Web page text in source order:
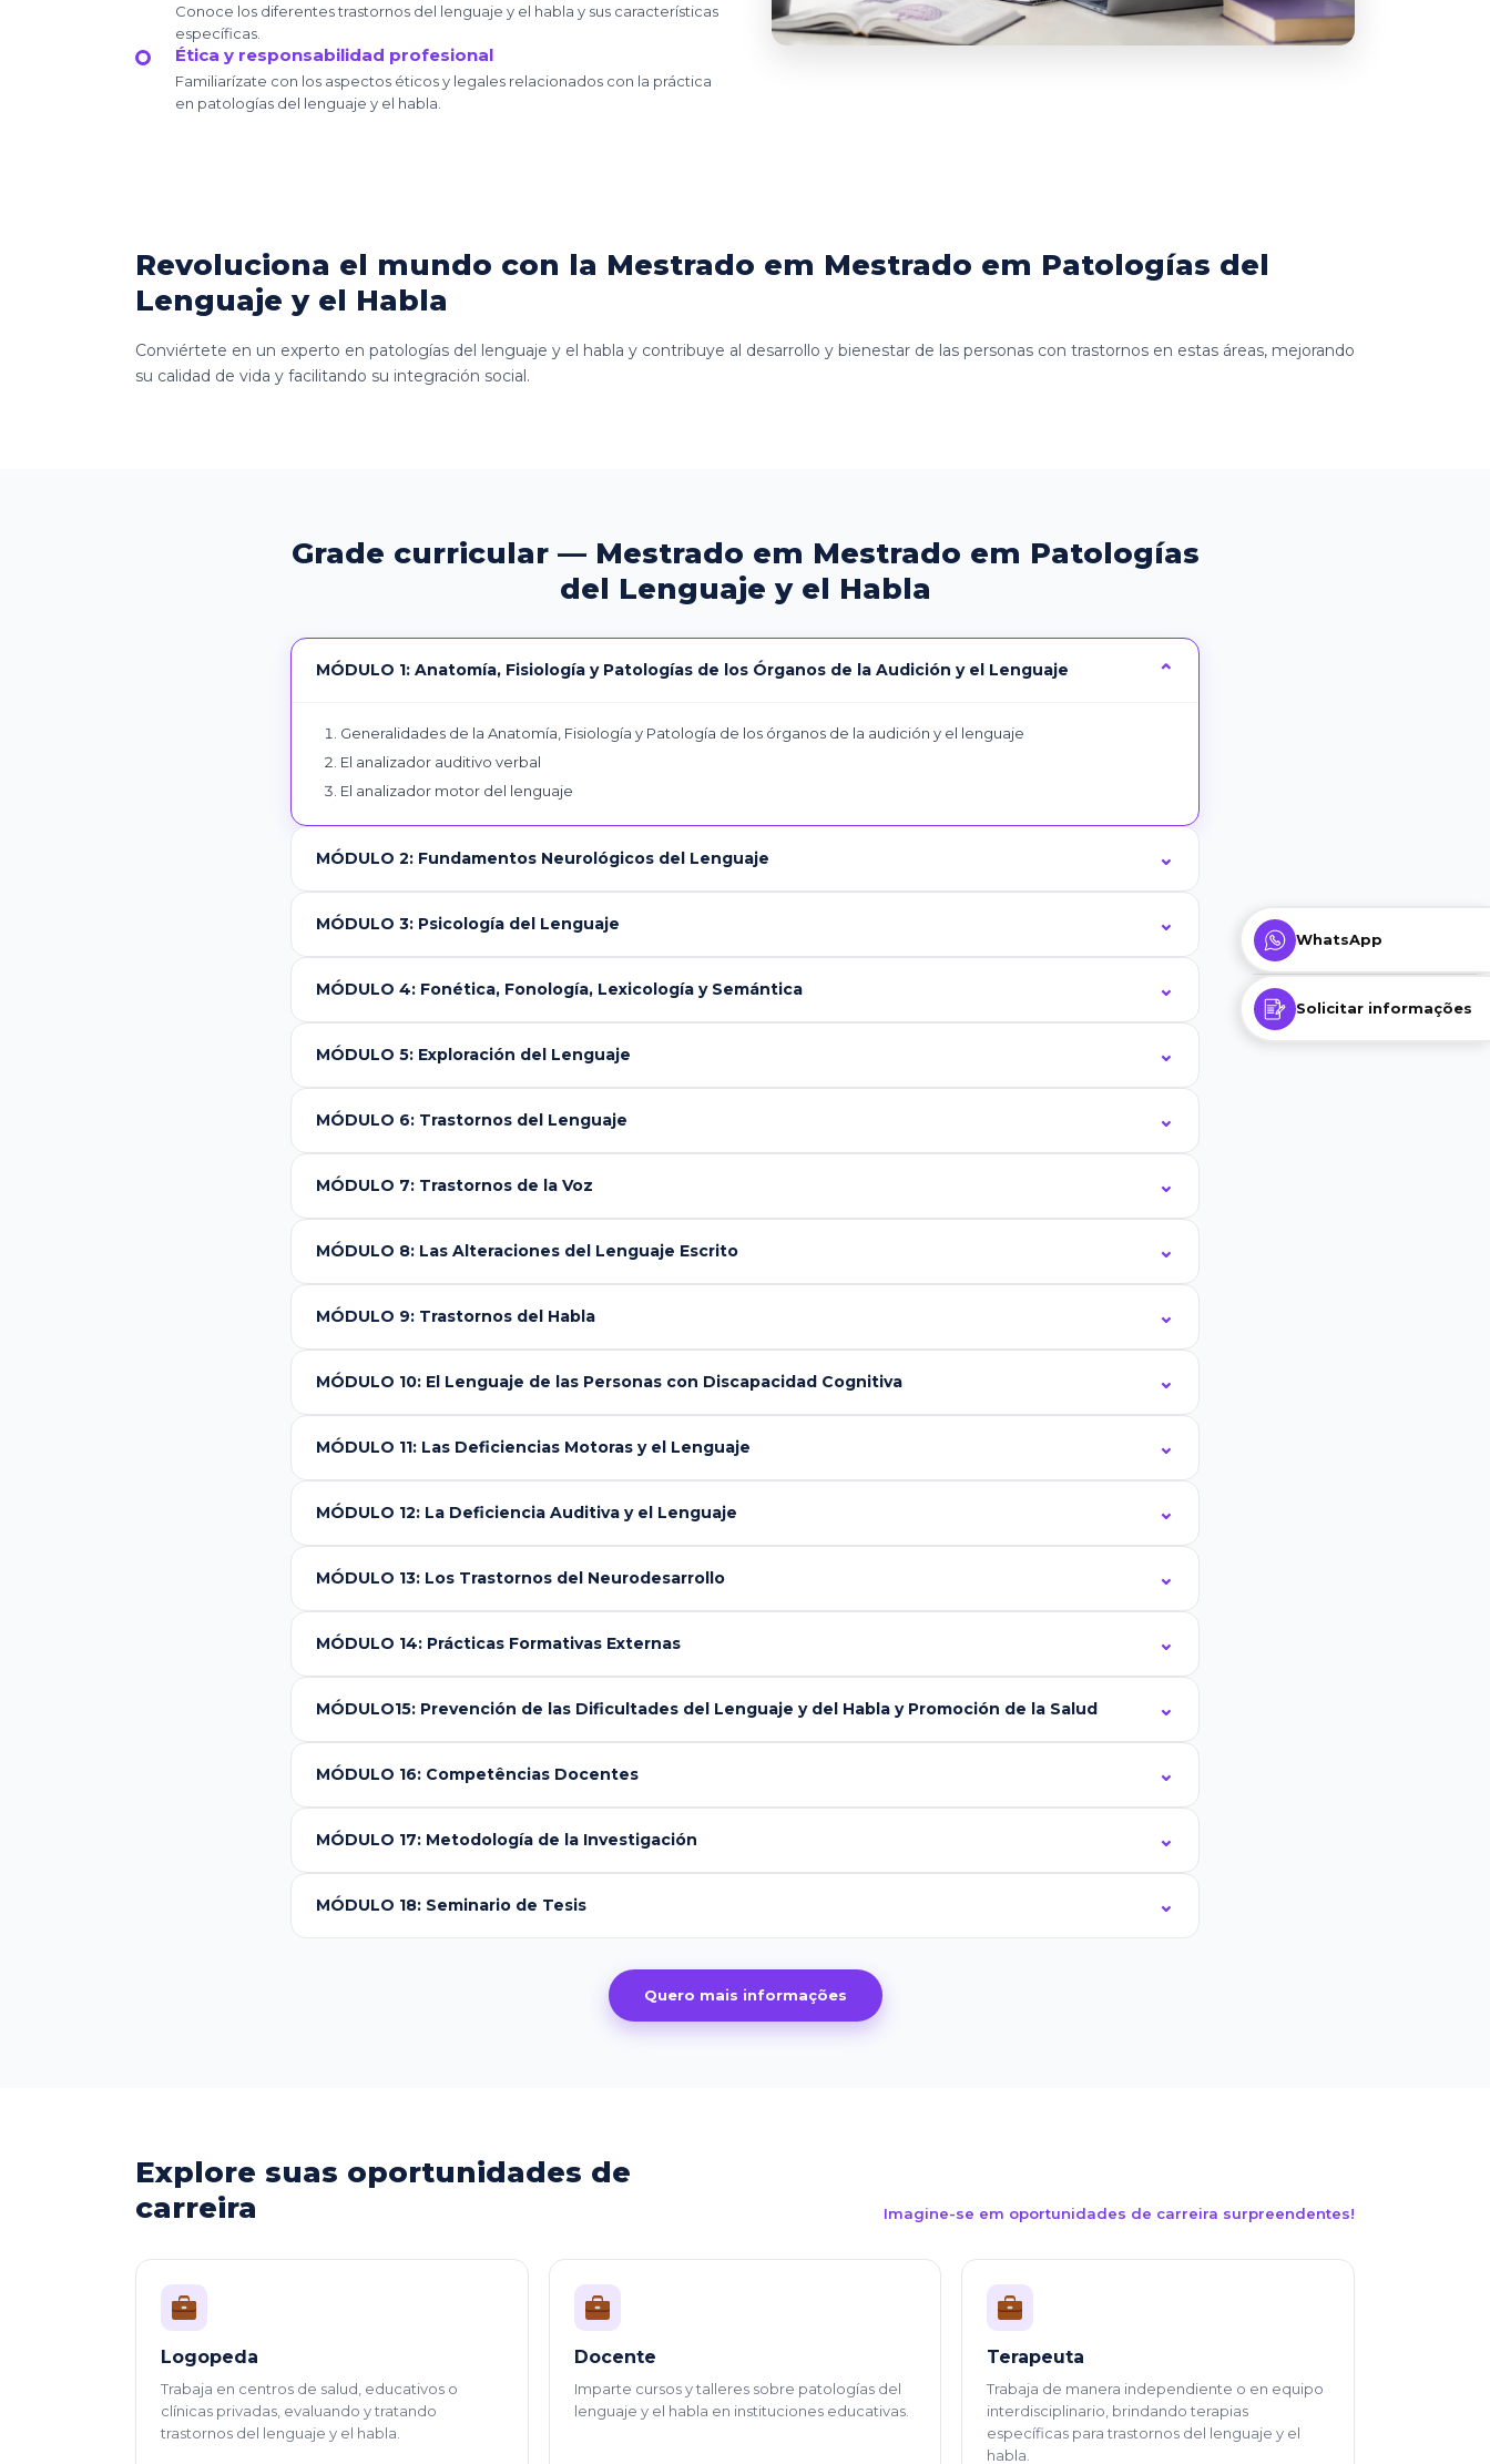
Conoce los diferentes trastornos del lenguaje y el habla y sus características
específicas.
Ética y responsabilidad profesional
Familiarízate con los aspectos éticos y legales relacionados con la práctica
en patologías del lenguaje y el habla.
Revoluciona el mundo con la Mestrado em Mestrado em Patologías del
Lenguaje y el Habla
Conviértete en un experto en patologías del lenguaje y el habla y contribuye al desarrollo y bienestar de las personas con trastornos en estas áreas, mejorando
su calidad de vida y facilitando su integración social.
Grade curricular — Mestrado em Mestrado em Patologías
del Lenguaje y el Habla
MÓDULO 1: Anatomía, Fisiología y Patologías de los Órganos de la Audición y el Lenguaje
Generalidades de la Anatomía, Fisiología y Patología de los órganos de la audición y el lenguaje
El analizador auditivo verbal
El analizador motor del lenguaje
MÓDULO 2: Fundamentos Neurológicos del Lenguaje
MÓDULO 3: Psicología del Lenguaje
MÓDULO 4: Fonética, Fonología, Lexicología y Semántica
MÓDULO 5: Exploración del Lenguaje
MÓDULO 6: Trastornos del Lenguaje
MÓDULO 7: Trastornos de la Voz
MÓDULO 8: Las Alteraciones del Lenguaje Escrito
MÓDULO 9: Trastornos del Habla
MÓDULO 10: El Lenguaje de las Personas con Discapacidad Cognitiva
MÓDULO 11: Las Deficiencias Motoras y el Lenguaje
MÓDULO 12: La Deficiencia Auditiva y el Lenguaje
MÓDULO 13: Los Trastornos del Neurodesarrollo
MÓDULO 14: Prácticas Formativas Externas
MÓDULO15: Prevención de las Dificultades del Lenguaje y del Habla y Promoción de la Salud
MÓDULO 16: Competências Docentes
MÓDULO 17: Metodología de la Investigación
MÓDULO 18: Seminario de Tesis
Quero mais informações
Explore suas oportunidades de
carreira
Imagine-se em oportunidades de carreira surpreendentes!
Logopeda
Trabaja en centros de salud, educativos o
clínicas privadas, evaluando y tratando
trastornos del lenguaje y el habla.
Docente
Imparte cursos y talleres sobre patologías del
lenguaje y el habla en instituciones educativas.
Terapeuta
Trabaja de manera independiente o en equipo
interdisciplinario, brindando terapias
específicas para trastornos del lenguaje y el
habla.
WhatsApp
Solicitar informações